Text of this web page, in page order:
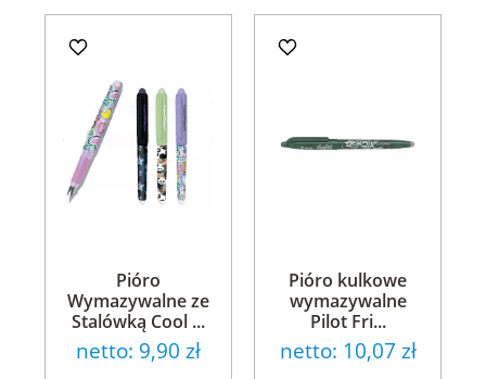
Pióro
Wymazywalne ze
Stalówką Cool ...
netto: 9,90 zł
Pióro kulkowe
wymazywalne
Pilot Fri...
netto: 10,07 zł